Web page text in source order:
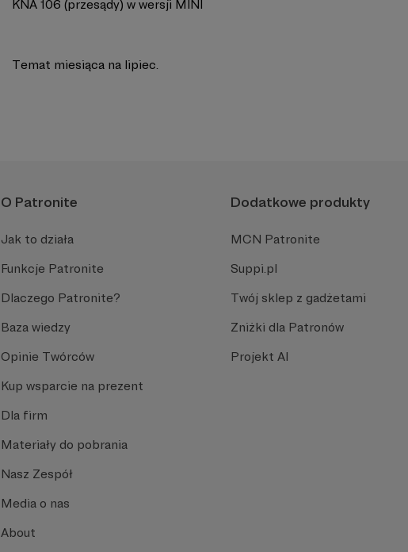
KNA 106 (przesądy) w wersji MINI
Temat miesiąca na lipiec.
O Patronite
Jak to działa
Funkcje Patronite
Dlaczego Patronite?
Baza wiedzy
Opinie Twórców
Kup wsparcie na prezent
Dla firm
Materiały do pobrania
Nasz Zespół
Media o nas
About
Dodatkowe produkty
MCN Patronite
Suppi.pl
Twój sklep z gadżetami
Zniżki dla Patronów
Projekt AI